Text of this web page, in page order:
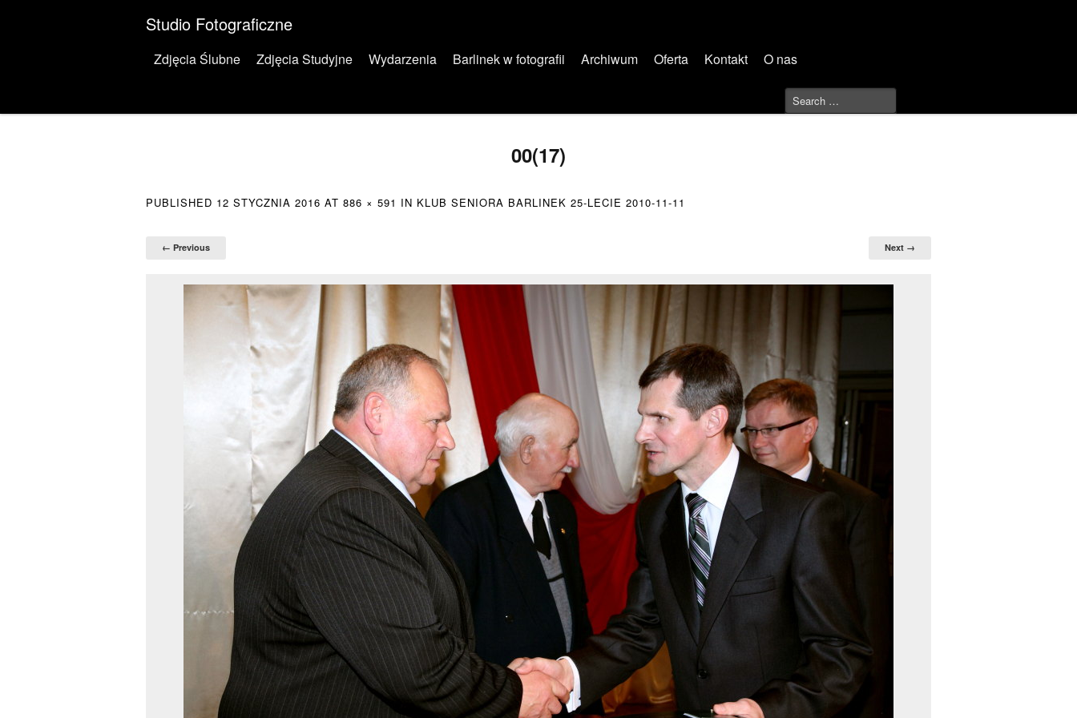
Studio Fotograficzne
Menu
Skip to content
Zdjęcia Ślubne Zdjęcia Studyjne Wydarzenia Barlinek w fotografii Archiwum Oferta Kontakt O nas
00(17)
PUBLISHED 12 STYCZNIA 2016 AT 886 × 591 IN KLUB SENIORA BARLINEK 25-LECIE 2010-11-11
← Previous Next →